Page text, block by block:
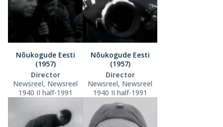
Nõukogude Eesti
(1957)
Director
Newsreel, Newsreel
1940 II half-1991
Nõukogude Eesti
(1957)
Director
Newsreel, Newsreel
1940 II half-1991